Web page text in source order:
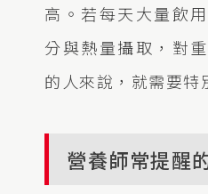
高。若每天大量飲
分與熱量攝取，對
的人來說，就需要特
營養師常提醒